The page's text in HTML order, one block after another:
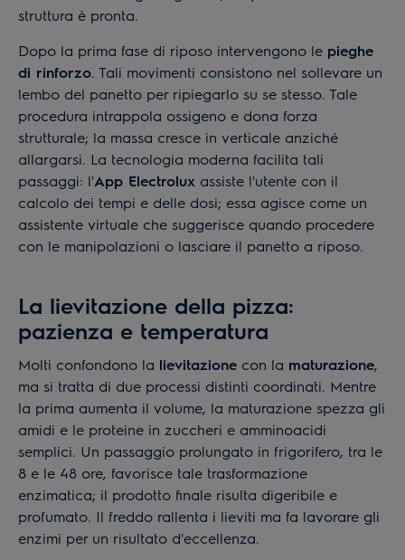
struttura è pronta.
Dopo la prima fase di riposo intervengono le pieghe
di rinforzo. Tali movimenti consistono nel sollevare un
lembo del panetto per ripiegarlo su se stesso. Tale
procedura intrappola ossigeno e dona forza
strutturale; la massa cresce in verticale anziché
allargarsi. La tecnologia moderna facilita tali
passaggi: l'App Electrolux assiste l'utente con il
calcolo dei tempi e delle dosi; essa agisce come un
assistente virtuale che suggerisce quando procedere
con le manipolazioni o lasciare il panetto a riposo.
La lievitazione della pizza:
pazienza e temperatura
Molti confondono la lievitazione con la maturazione,
ma si tratta di due processi distinti coordinati. Mentre
la prima aumenta il volume, la maturazione spezza gli
amidi e le proteine in zuccheri e amminoacidi
semplici. Un passaggio prolungato in frigorifero, tra le
8 e le 48 ore, favorisce tale trasformazione
enzimatica; il prodotto finale risulta digeribile e
profumato. Il freddo rallenta i lieviti ma fa lavorare gli
enzimi per un risultato d'eccellenza.